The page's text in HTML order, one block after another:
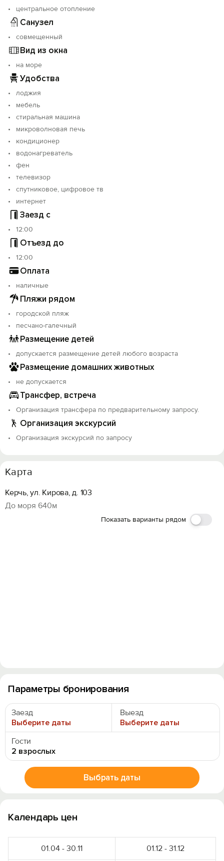
Параметры бронирования
Заезд
Выберите даты
Выезд
Выберите даты
Гости
2 взрослых
Выбрать даты
центральное отопление
Санузел
совмещенный
Вид из окна
на море
Удобства
лоджия
мебель
стиральная машина
микроволновая печь
кондиционер
водонагреватель
фен
телевизор
спутниковое, цифровое тв
интернет
Заезд с
12:00
Отъезд до
12:00
Оплата
наличные
Пляжи рядом
городской пляж
песчано-галечный
Размещение детей
допускается размещение детей любого возраста
Размещение домашних животных
не допускается
Трансфер, встреча
Организация трансфера по предварительному запросу.
Организация экскурсий
Организация экскурсий по запросу
Карта
Керчь, ул. Кирова, д. 103
До моря 640м
Показать варианты рядом
Календарь цен
01.04 - 30.11 01.12 - 31.12